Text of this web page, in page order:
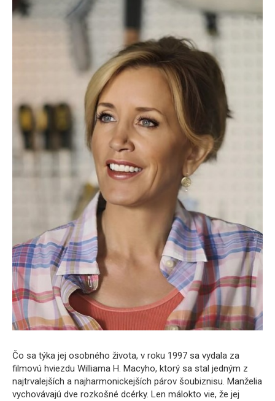
Čo sa týka jej osobného života, v roku 1997 sa vydala za
filmovú hviezdu Williama H. ​​Macyho, ktorý sa stal jedným z
najtrvalejších a najharmonickejších párov šoubiznisu. Manželia
vychovávajú dve rozkošné dcérky. Len málokto vie, že jej